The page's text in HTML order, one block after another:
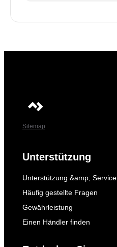
Sitemap
Unterstützung
Unterstützung &amp; Service
Häufig gestellte Fragen
Gewährleistung
Einen Händler finden